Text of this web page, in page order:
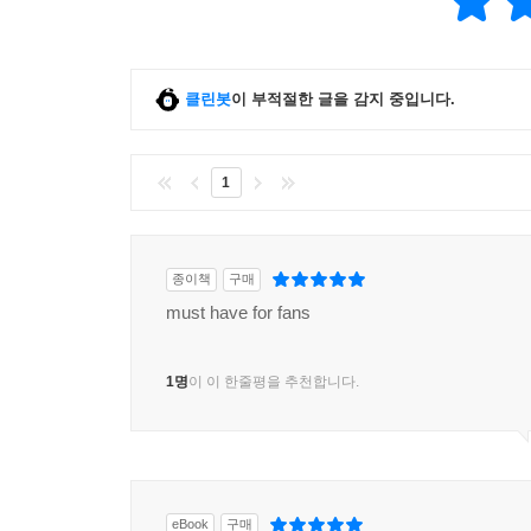
클린봇이 부적절한 글을 감지 중입니다.
1
종이책 구매
must have for fans
1명이 이 한줄평을 추천합니다.
eBook 구매